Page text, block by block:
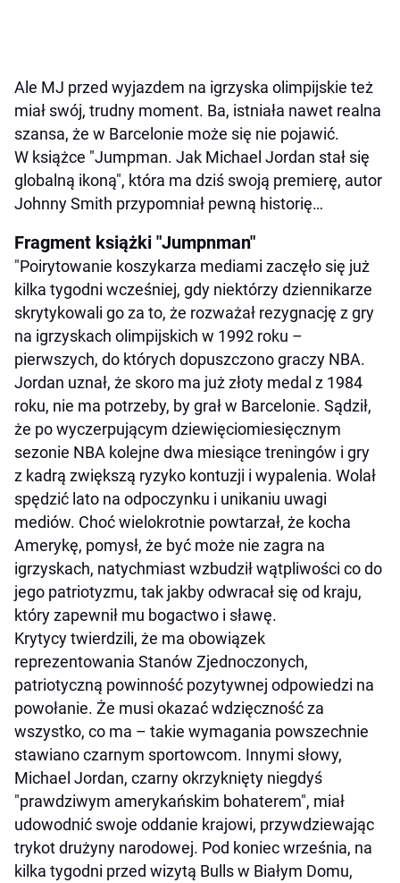
Ale MJ przed wyjazdem na igrzyska olimpijskie też
miał swój, trudny moment. Ba, istniała nawet realna
szansa, że w Barcelonie może się nie pojawić.
W książce "Jumpman. Jak Michael Jordan stał się
globalną ikoną", która ma dziś swoją premierę, autor
Johnny Smith przypomniał pewną historię…
Fragment książki "Jumpnman"
"Poirytowanie koszykarza mediami zaczęło się już
kilka tygodni wcześniej, gdy niektórzy dziennikarze
skrytykowali go za to, że rozważał rezygnację z gry
na igrzyskach olimpijskich w 1992 roku –
pierwszych, do których dopuszczono graczy NBA.
Jordan uznał, że skoro ma już złoty medal z 1984
roku, nie ma potrzeby, by grał w Barcelonie. Sądził,
że po wyczerpującym dziewięciomiesięcznym
sezonie NBA kolejne dwa miesiące treningów i gry
z kadrą zwiększą ryzyko kontuzji i wypalenia. Wolał
spędzić lato na odpoczynku i unikaniu uwagi
mediów. Choć wielokrotnie powtarzał, że kocha
Amerykę, pomysł, że być może nie zagra na
igrzyskach, natychmiast wzbudził wątpliwości co do
jego patriotyzmu, tak jakby odwracał się od kraju,
który zapewnił mu bogactwo i sławę.
Krytycy twierdzili, że ma obowiązek
reprezentowania Stanów Zjednoczonych,
patriotyczną powinność pozytywnej odpowiedzi na
powołanie. Że musi okazać wdzięczność za
wszystko, co ma – takie wymagania powszechnie
stawiano czarnym sportowcom. Innymi słowy,
Michael Jordan, czarny okrzyknięty niegdyś
"prawdziwym amerykańskim bohaterem", miał
udowodnić swoje oddanie krajowi, przywdziewając
trykot drużyny narodowej. Pod koniec września, na
kilka tygodni przed wizytą Bulls w Białym Domu,